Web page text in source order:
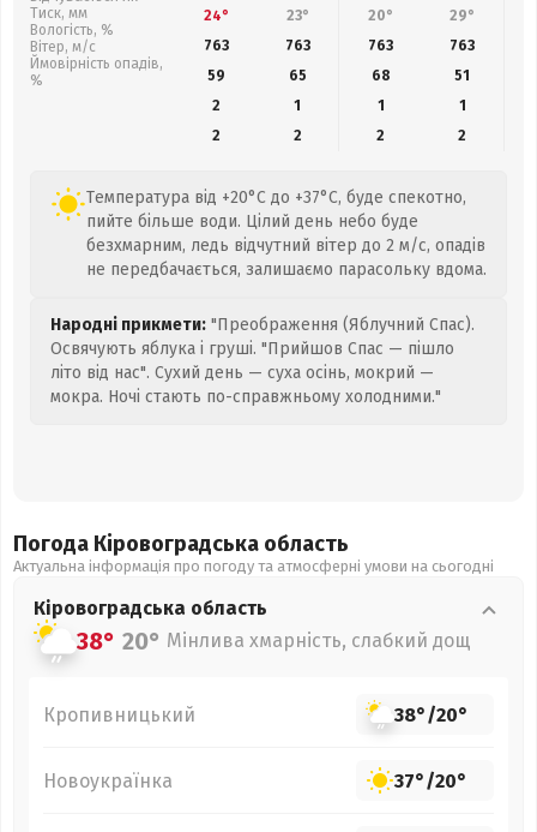
Тиск, мм
Вологість, %
Вітер, м/с
Ймовірність опадів,
%
24° 23° 20° 29°
763
763 763 763
59
65 68 51
2
1 1
1
2
2 2 2
Температура від +20°C до +37°C, буде спекотно,
пийте більше води. Цілий день небо буде
безхмарним, ледь відчутний вітер до 2 м/с, опадів
не передбачається, залишаємо парасольку вдома.
Народні прикмети: "Преображення (Яблучний Спас).
Освячують яблука і груші. "Прийшов Спас — пішло
літо від нас". Сухий день — суха осінь, мокрий —
мокра. Ночі стають по-справжньому холодними."
Погода Кіровоградська область
Актуальна інформація про погоду та атмосферні умови на сьогодні
Кіровоградська область
38° 20° Мінлива хмарність, слабкий дощ
Кропивницький 38°/20°
Новоукраїнка 37°/20°